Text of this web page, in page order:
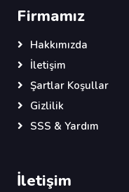
Firmamız
Hakkımızda
İletişim
Şartlar Koşullar
Gizlilik
SSS & Yardım
İletişim